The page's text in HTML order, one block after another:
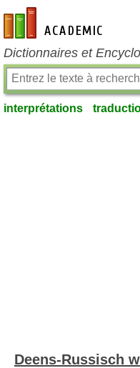
fr-academic.com
Dictionnaires et
interprétations
Deens-Russisch